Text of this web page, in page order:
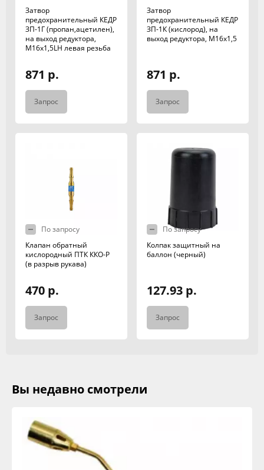
Затвор
предохранительный КЕДР
ЗП-1Г (пропан,ацетилен),
на выход редуктора,
М16х1,5LH левая резьба
871 р.
Запрос
Затвор
предохранительный КЕДР
ЗП-1К (кислород), на
выход редуктора, М16х1,5
871 р.
Запрос
По запросу
Клапан обратный
кислородный ПТК ККО-Р
(в разрыв рукава)
470 р.
Запрос
По запросу
Колпак защитный на
баллон (черный)
127.93 р.
Запрос
Вы недавно смотрели